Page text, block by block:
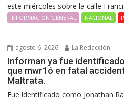
este miércoles sobre la calle
INFORMACIÓN GENERAL NACIONAL
agosto 6, 2026 La Redacción
Informan ya fue
que mwr1ó en fatal
Maltrata.
Fue identificado como Jonathan